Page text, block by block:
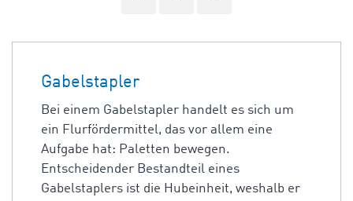
Gabelstapler
Bei einem Gabelstapler handelt es sich um
ein Flurfördermittel, das vor allem eine
Aufgabe hat: Paletten bewegen.
Entscheidender Bestandteil eines
Gabelstaplers ist die Hubeinheit, weshalb er